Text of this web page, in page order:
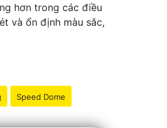
hơn trong các điều
và ổn định màu sắc,
Speed Dome